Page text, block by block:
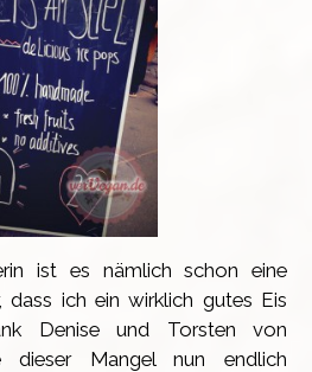
ist es nämlich schon eine
dass ich ein wirklich gutes Eis
Denise und Torsten von
dieser Mangel nun endlich